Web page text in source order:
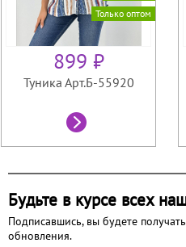
Только оптом
899 ₽
Туника Арт.Б-55920
Будьте в курсе всех
Подписавшись, вы будете
обновления.